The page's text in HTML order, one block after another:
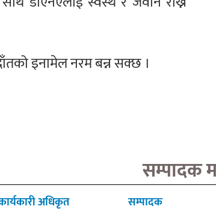
इनामेल नरम बन्न सक्छ ।
सम्पादक
अधिकृत
सम्पादक